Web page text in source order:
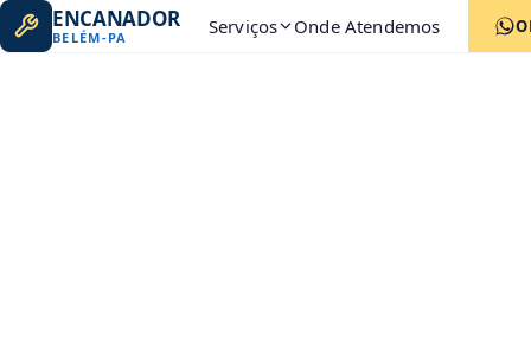
ENCANADOR
BELÉM-PA Serviços Onde Atendemos